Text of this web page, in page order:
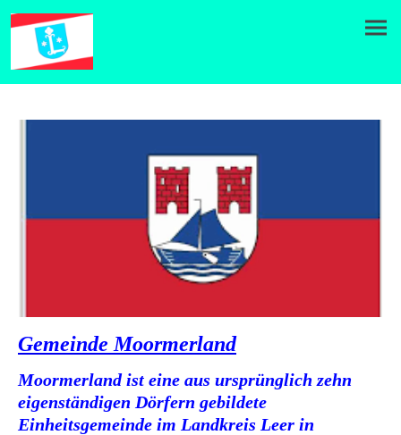
Gemeinde Moormerland
Moormerland ist eine aus ursprünglich zehn
eigenständigen Dörfern gebildete
Einheitsgemeinde im Landkreis Leer in